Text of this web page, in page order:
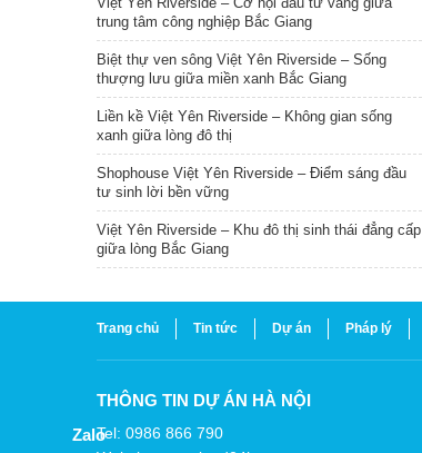
trung tâm công nghiệp Bắc Giang
Biệt thự ven sông Việt Yên Riverside – Sống
thượng lưu giữa miền xanh Bắc Giang
Liền kề Việt Yên Riverside – Không gian sống
xanh giữa lòng đô thị
Shophouse Việt Yên Riverside – Điểm sáng đầu
tư sinh lời bền vững
Việt Yên Riverside – Khu đô thị sinh thái đẳng cấp
giữa lòng Bắc Giang
Trang chủ Tin tức Dự án Pháp lý
THÔNG TIN DỰ ÁN HÀ NỘI
Tel: 0986 866 790
Zalo